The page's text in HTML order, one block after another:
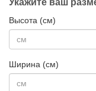
Высота (см)
Ширина (см)